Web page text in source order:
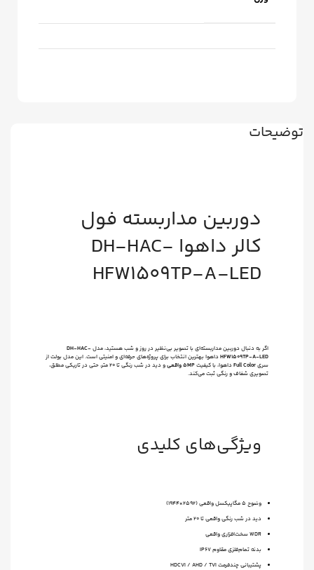
توضیحات
دوربین مداربسته فول
کالر داهوا DH-HAC-
HFW1509TP-A-LED
اگر به دنبال دوربین مداربسته‌ای با تصویر بی‌نظیر در روز و شب هستید، مدلDH-HAC-
HFW1509TP-A-LED داهوا بهترین انتخاب برای پروژه‌های حرفه‌ای و امنیتی است. این مدل بولت از
سریFull Color داهوا، با کیفیت5MP واقعی
و دید در شب رنگی تا ۲۰ متر، حتی در تاریکی مطلق،
تصویری شفاف و رنگی ثبت می‌کند.
ویژگی‌های کلیدی
وضوح ۵ مگاپیکسل واقعی (2592×1944)
دید در شب رنگی واقعی تا ۲۰ متر
WDR سخت‌افزاری واقعی
بدنه تمام‌فلزی مقاوم IP67
پشتیبانی چندفرمت HDCVI / AHD / TVI